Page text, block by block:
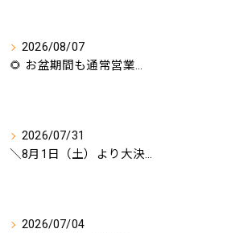
2026/08/07
🌻 お盆期間も通常営業いたします！
2026/07/31
＼8月1日（土）より大決算フェア開催！／
2026/07/04